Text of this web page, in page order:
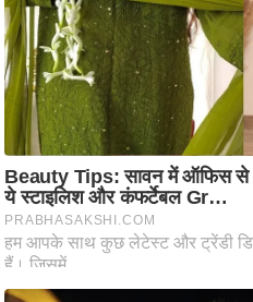
शि
प
रा
ज
नी
ति
वि
श्ले
ष